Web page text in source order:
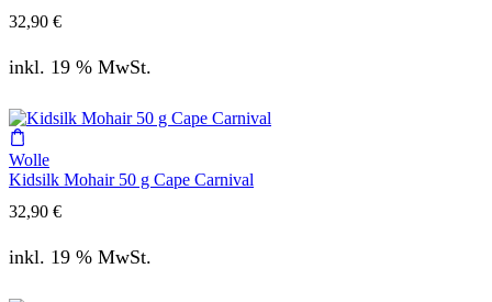
32,90 €
inkl. 19 % MwSt.
Wolle
Kidsilk Mohair 50 g Cape Carnival
32,90 €
inkl. 19 % MwSt.